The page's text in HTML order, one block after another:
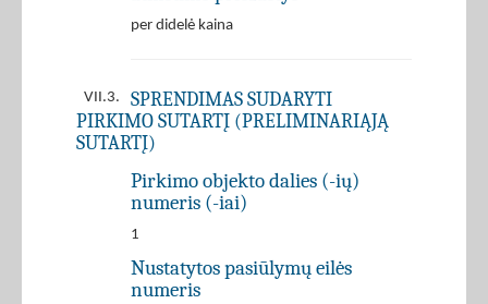
per didelė kaina
VII.3.
SPRENDIMAS SUDARYTI
PIRKIMO SUTARTĮ (PRELIMINARIĄJĄ
SUTARTĮ)
Pirkimo objekto dalies (-ių)
numeris (-iai)
1
Nustatytos pasiūlymų eilės
numeris